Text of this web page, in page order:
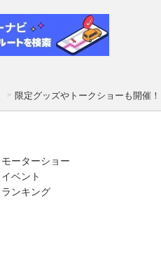
限定グッズやトークショーも開催
モーターショー
イベント
ランキング